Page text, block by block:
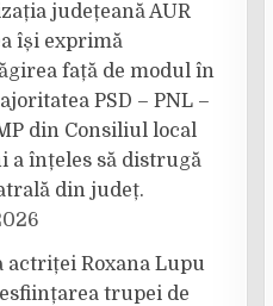
județeană AUR
își exprimă
față de modul în
PSD – PNL –
din Consiliul local
a înțeles să distrugă
din județ.
actriței Roxana Lupu
trupei de